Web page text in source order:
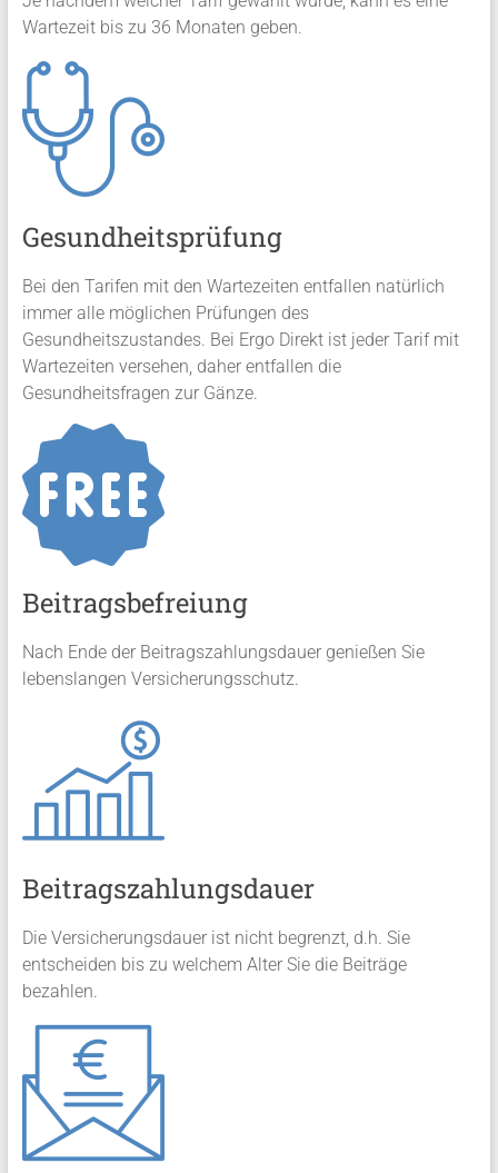
Wartezeit bis zu 36 Monaten geben.
Gesundheitsprüfung
Bei den Tarifen mit den Wartezeiten entfallen natürlich
immer alle möglichen Prüfungen des
Gesundheitszustandes. Bei Ergo Direkt ist jeder Tarif mit
Wartezeiten versehen, daher entfallen die
Gesundheitsfragen zur Gänze.
Beitragsbefreiung
Nach Ende der Beitragszahlungsdauer genießen Sie
lebenslangen Versicherungsschutz.
Beitragszahlungsdauer
Die Versicherungsdauer ist nicht begrenzt, d.h. Sie
entscheiden bis zu welchem Alter Sie die Beiträge
bezahlen.